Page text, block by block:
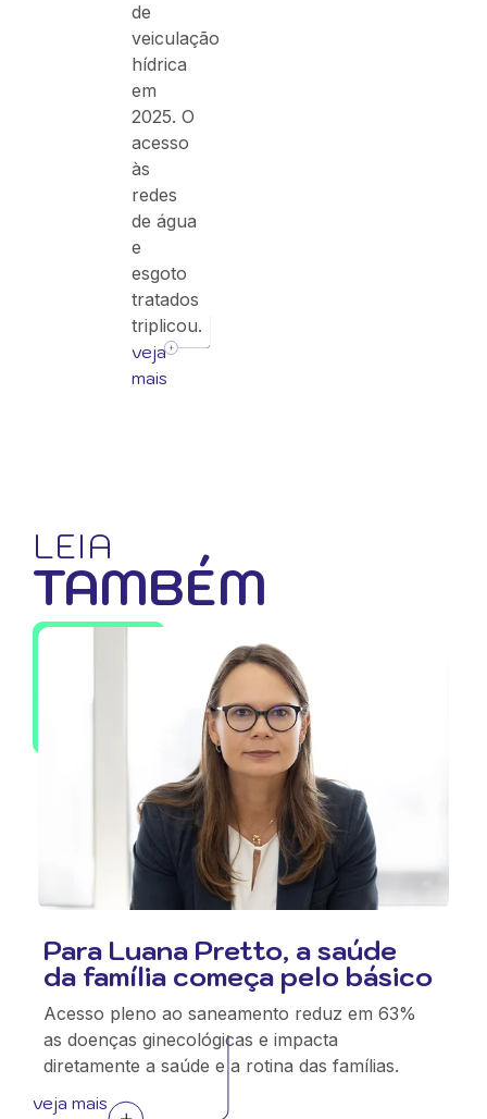
de
veiculação
hídrica
em
2025. O
acesso
às
redes
de água
e
esgoto
tratados
triplicou.
veja
mais
LEIA
TAMBÉM
Para Luana Pretto, a saúde
da família começa pelo básico
Acesso pleno ao saneamento reduz em 63%
as doenças ginecológicas e impacta
diretamente a saúde e a rotina das famílias.
veja mais